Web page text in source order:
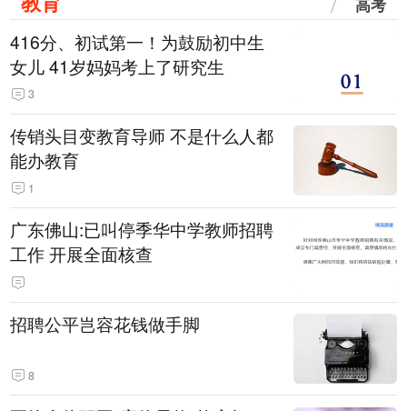
高考
416分、初试第一！为鼓励初中生
女儿 41岁妈妈考上了研究生
3
传销头目变教育导师 不是什么人都
能办教育
1
广东佛山:已叫停季华中学教师招聘
工作 开展全面核查
招聘公平岂容花钱做手脚
8